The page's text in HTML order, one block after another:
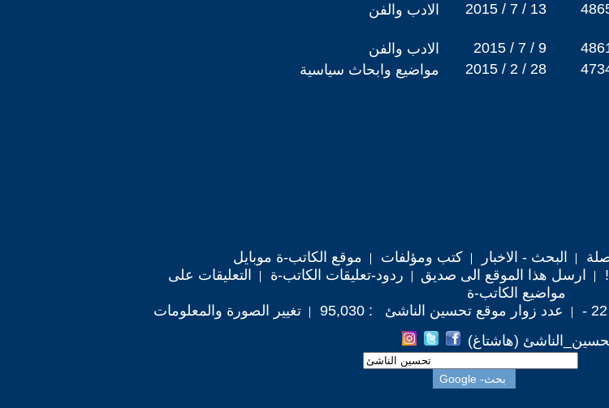
الادب والفن 2015 / 7 / 13
الادب والفن 2015 / 7 / 9
مواضيع وابحاث سياسية
2015 / 2 / 28
البحث - الاخبار كتب ومؤلفات
موقع الكاتب-ة موبايل
ارسل هذا الموقع الى صديق ردود-تعليقات الكاتب-ة
التعليقات على
مواضيع الكاتب-ة
عدد زوار موقع تحسين الناشئ : 95,030
تغيير الصورة والمعلومات
(هاشتاغ)